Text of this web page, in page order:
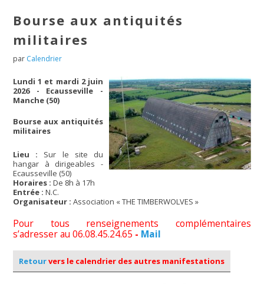
Bourse aux antiquités
militaires
par Calendrier
Lundi 1 et mardi 2 juin
2026 - Ecausseville -
Manche (50)
Bourse aux antiquités
militaires
Lieu : Sur le site du
hangar à dirigeables -
Ecausseville (50)
Horaires : De 8h à 17h
Entrée : N.C.
Organisateur : Association « THE TIMBERWOLVES »
Pour tous renseignements complémentaires
s’adresser au 06.08.45.24.65 - Mail
Retourvers le calendrier des autres manifestations